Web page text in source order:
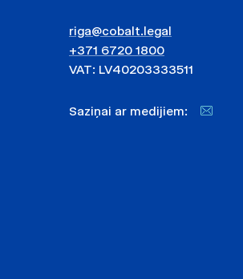
riga@cobalt.legal
+371 6720 1800
VAT: LV40203333511
Saziņai ar medijiem: